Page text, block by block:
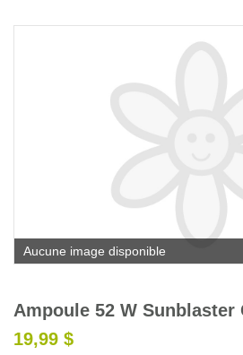
La boutique
Promotions et
Calendrier
Emplois
Service à la
Nous joindre
Aucune image disponible
Ampoule 52 W Sunblaster
19,99 $